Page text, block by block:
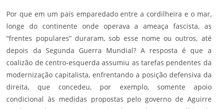
Por que em um país emparedado entre a cordilheira e o mar,
longe do continente onde operava a ameaça fascista, as
“frentes populares” duraram, sob esse nome ou outros, até
depois da Segunda Guerra Mundial? A resposta é que a
coalizão de centro-esquerda assumiu as tarefas pendentes da
modernização capitalista, enfrentando a posição defensiva da
direita, que concedeu, por exemplo, somente apoio
condicional às medidas propostas pelo governo de Aguirre